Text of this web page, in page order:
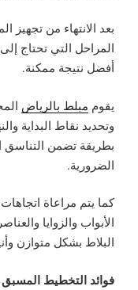
بعد الانتهاء من تجهيز
المراحل التي تحتاج
أفضل نتيجة ممكنة.
يقوم مبلط بالرياض
وتحديد نقاط البداية
بطريقة تضمن التناسق
الضرورية.
كما يتم مراعاة
الأبواب والزوايا
البلاط بشكل متوازن
فوائد التخطيط المسبق